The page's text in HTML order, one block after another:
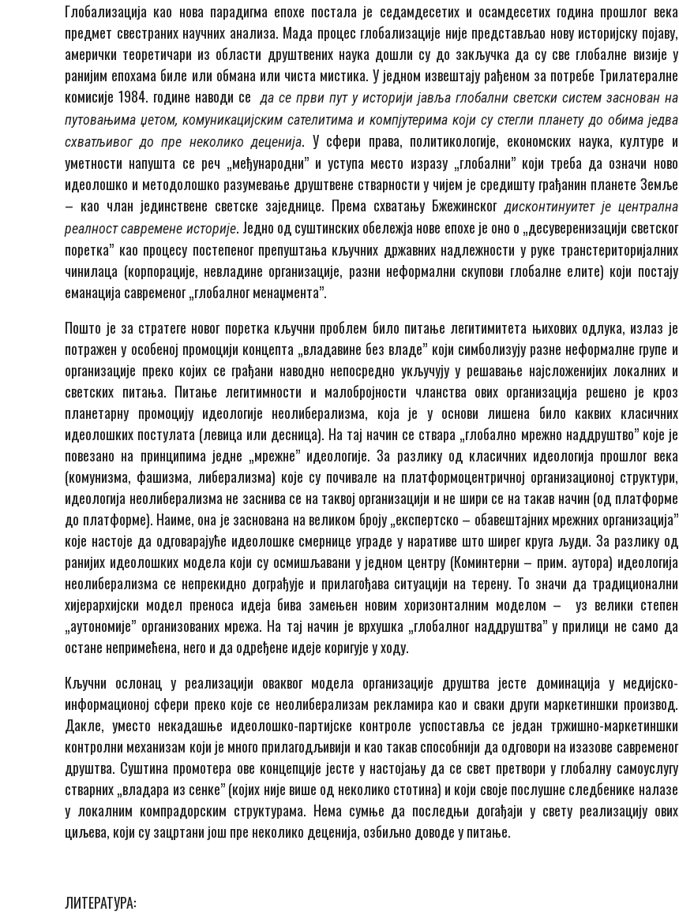
Глобализација као нова парадигма епохе постала је седамдесетих и осамдесетих година прошлог века
предмет свестраних научних анализа. Мада процес глобализације није представљао нову историјску појаву,
амерички теоретичари из области друштвених наука дошли су до закључка да су све глобалне визије у
ранијим епохама биле или обмана или чиста мистика. У једном извештају рађеном за потребе Трилатералне
комисије 1984. године наводи се
да се први пут у историји јавља глобални светски систем заснован на
путовањима џетом, комуникацијским сателитима и компјутерима који су стегли планету до обима једва
схватљивог до пре неколико деценија. У сфери права, политикологије, економских наука, културе и
уметности напушта се реч „међународни” и уступа место изразу „глобални” који треба да означи новo
идеолошко и методолошко разумевањe друштвене стварности у чијем је средишту грађанин планете Земље
– као члан јединствене светске заједнице. Према схватању Бжежинског дисконтинуитет је централна
реалност савремене историје. Једно од суштинских обележја нове епохе је оно о „десуверенизацији светског
поретка” као процесу постепеног препуштања кључних државних надлежности у руке транстериторијалних
чинилаца (корпорације, невладине организације, разни неформални скупови глобалне елите) који постају
еманација савременог „глобалног менаџмента”.
Пошто је за стратеге новог поретка кључни проблем било питање легитимитета њихових одлука, излаз је
потражен у особеној промоцији концепта „владавине без владе” који симболизују разне неформалне групе и
организације преко којих се грађани наводно непосредно укључују у решавање најсложенијих локалних и
светских питања. Питање легитимности и малобројности чланства ових организација решено је кроз
планетарну промоцију идеологије неолиберализма, која је у основи лишена било каквих класичних
идеолошких постулата (левица или десница). На тај начин се ствара „глобално мрежно наддруштво” које је
повезано на принципима једне „мрежне” идеологије. За разлику од класичних идеологија прошлог века
(комунизма, фашизма, либерализма) које су почивале на платформоцентричној организационој структури,
идеологија неолиберализма не заснива се на таквој организацији и не шири се на такав начин (од платформе
до платформе). Наиме, она је заснована на великом броју „експертско – обавештајних мрежних организација”
које настоје да одговарајуће идеолошке смернице уграде у наративе што ширег круга људи. За разлику од
ранијих идеолошких модела који су осмишљавани у једном центру (Коминтерни – прим. аутора) идеологија
неолиберализма се непрекидно дограђује и прилагођава ситуацији на терену. То значи да традиционални
хијерархијски модел преноса идеја бива замењен новим хоризонталним моделом – уз велики степен
„аутономије” организованих мрежа. На тај начин је врхушка „глобалног наддруштва” у прилици не само да
остане непримећена, него и да одређене идеје коригује у ходу.
Кључни ослонац у реализацији оваквог модела организације друштва јесте доминација у медијско-
информационој сфери преко које се неолиберализам рекламира као и сваки други маркетиншки производ.
Дакле, уместо некадашње идеолошко-партијске контроле успоставља се један тржишно-маркетиншки
контролни механизам који је много прилагодљивији и као такав способнији да одговори на изазове савременог
друштва. Суштина промотера ове концепције јесте у настојању да се свет претвори у глобалну самоуслугу
стварних „владара из сенке” (којих није више од неколико стотина) и који своје послушне следбенике налазе
у локалним компрадорским структурама. Нема сумње да последњи догађаји у свету реализацију ових
циљева, који су зацртани још пре неколико деценија, озбиљно доводе у питање.
ЛИТЕРАТУРА: